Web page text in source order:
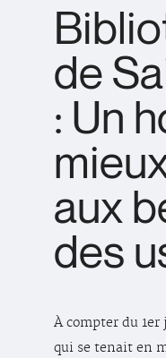
de
: Un
aux
des
À compter du
qui se tenait en